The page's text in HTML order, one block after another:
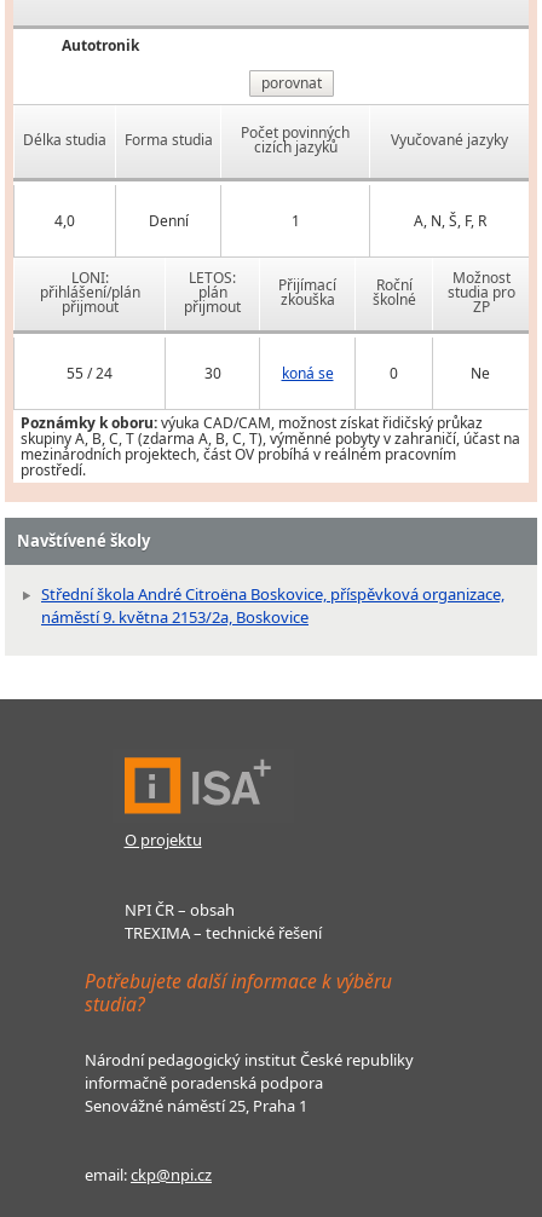
Autotronik
porovnat
Délka studia Forma studia Počet povinných
cizích jazyků Vyučované jazyky
4,0 Denní 1 A, N, Š, F, R
LONI:
přihlášení/plán
přijmout
LETOS:
plán
přijmout
Přijímací
zkouška
Roční
školné
Možnost
studia pro
ZP
55 / 24 30 koná se 0 Ne
Poznámky k oboru:výuka CAD/CAM, možnost získat řidičský průkaz
skupiny A, B, C, T (zdarma A, B, C, T), výměnné pobyty v zahraničí, účast na
mezinárodních projektech, část OV probíhá v reálném pracovním
prostředí.
Navštívené školy
Střední škola André Citroëna Boskovice, příspěvková organizace,
náměstí 9. května 2153/2a, Boskovice
O projektu
NPI ČR – obsah
TREXIMA – technické řešení
Potřebujete další informace k výběru
studia?
Národní pedagogický institut České republiky
informačně poradenská podpora
Senovážné náměstí 25, Praha 1
email:ckp@npi.cz